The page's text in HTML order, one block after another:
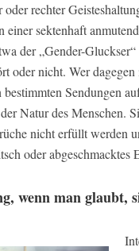
rechter
einer sektenhaft
der „Gender-
oder nicht. Wer
Sendungen
Natur des Menschen.
nicht erfüllt werden
oder abgeschmacktes
wenn man glaubt,